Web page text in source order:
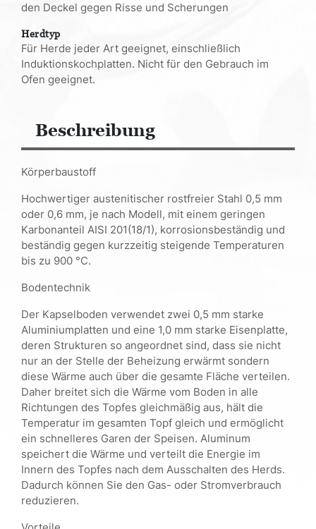
den Deckel gegen Risse und Scherungen
Herdtyp
Für Herde jeder Art geeignet, einschließlich
Induktionskochplatten. Nicht für den Gebrauch im
Ofen geeignet.
Beschreibung
Körperbaustoff
Hochwertiger austenitischer rostfreier Stahl 0,5 mm
oder 0,6 mm, je nach Modell, mit einem geringen
Karbonanteil AISI 201(18/1), korrosionsbeständig und
beständig gegen kurzzeitig steigende Temperaturen
bis zu 900 °C.
Bodentechnik
Der Kapselboden verwendet zwei 0,5 mm starke
Aluminiumplatten und eine 1,0 mm starke Eisenplatte,
deren Strukturen so angeordnet sind, dass sie nicht
nur an der Stelle der Beheizung erwärmt sondern
diese Wärme auch über die gesamte Fläche verteilen.
Daher breitet sich die Wärme vom Boden in alle
Richtungen des Topfes gleichmäßig aus, hält die
Temperatur im gesamten Topf gleich und ermöglicht
ein schnelleres Garen der Speisen. Aluminum
speichert die Wärme und verteilt die Energie im
Innern des Topfes nach dem Ausschalten des Herds.
Dadurch können Sie den Gas- oder Stromverbrauch
reduzieren.